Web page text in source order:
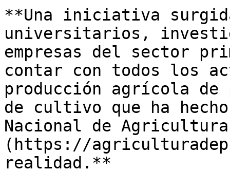
**Una iniciativa
universitarios,
empresas del sector
contar con todos los
producción agrícola
de cultivo que ha
Nacional de
(https://
realidad.**